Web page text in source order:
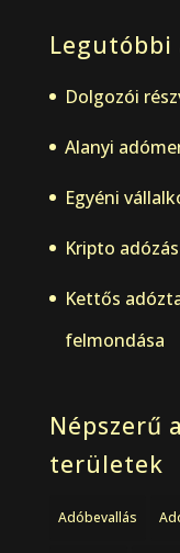
Legutóbbi
Dolgozói
Alanyi
Egyéni
Kripto
Kettős
felmondása
Népszerű
területek
Adóbevallás